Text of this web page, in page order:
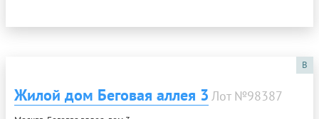
B
Жилой дом Беговая аллея 3 Лот №98387